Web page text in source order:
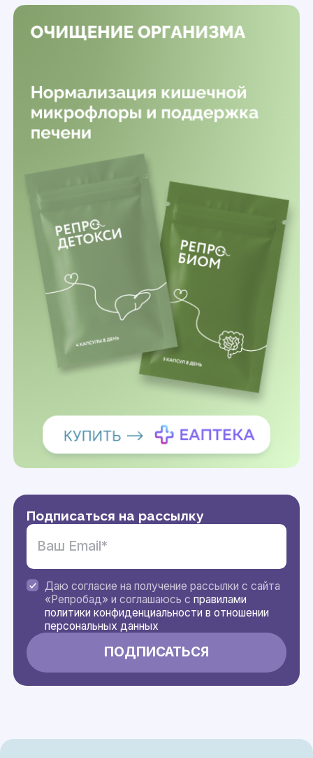
Подписаться на рассылку
Даю согласие на получение рассылки с сайта
«Репробад» и соглашаюсь справилами
политики конфиденциальности в отношении
персональных данных